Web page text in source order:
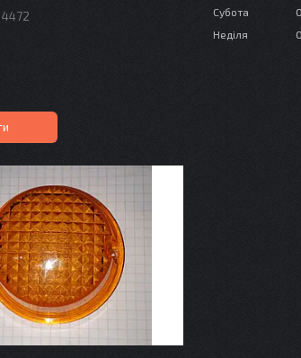
Субота
Неділя